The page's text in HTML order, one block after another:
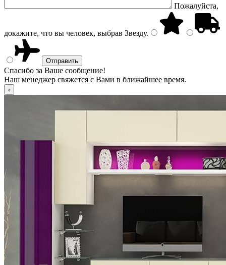
Пожалуйста,
докажите, что вы человек, выбрав Звезду.
Спасибо за Ваше сообщение!
Наш менеджер свяжется с Вами в ближайшее время.